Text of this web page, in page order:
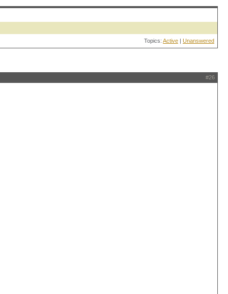
Topics: Active | Unanswered
#26